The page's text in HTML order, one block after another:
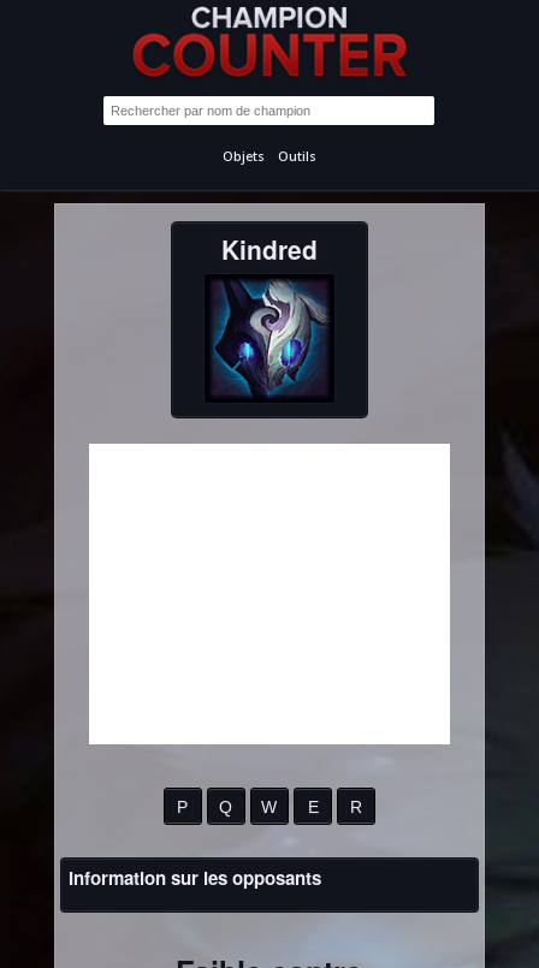
Objets Outils
Kindred
P Q W E R
Information sur les opposants